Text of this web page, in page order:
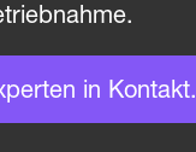
in Kontakt.